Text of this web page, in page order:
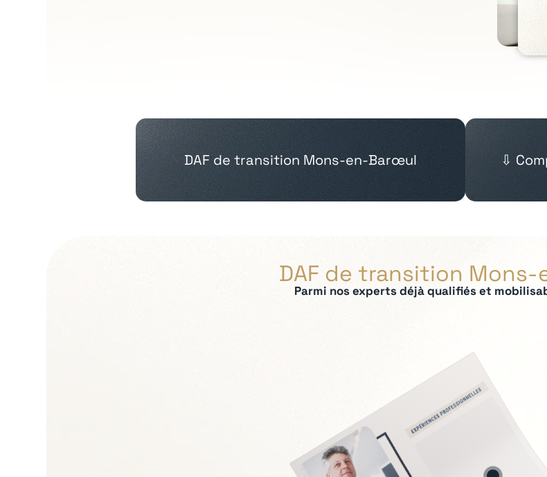
DAF de transition Mons-en-Barœul ⇩
DAF de transition
Parmi nos experts déjà qualifiés et
Pilotage financier et contrôle de gestion
Trésorerie et relation bancaire